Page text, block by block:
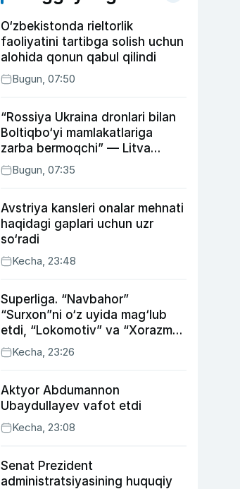
O‘zbekistonda rieltorlik
faoliyatini tartibga solish uchun
alohida qonun qabul qilindi
Bugun, 07:50
“Rossiya Ukraina dronlari bilan
Boltiqbo‘yi mamlakatlariga
zarba bermoqchi” — Litva
mudofaa vaziri
Bugun, 07:35
Avstriya kansleri onalar mehnati
haqidagi gaplari uchun uzr
so‘radi
Kecha, 23:48
Superliga. “Navbahor”
“Surxon”ni o‘z uyida mag‘lub
etdi, “Lokomotiv” va “Xorazm”
uyda g‘alaba qozondi
Kecha, 23:26
Aktyor Abdu­mannon
Ubaydullayev vafot etdi
Kecha, 23:08
Senat Prezident
administratsiyasining huquqiy